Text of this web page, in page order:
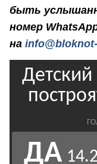
быть
номер
на